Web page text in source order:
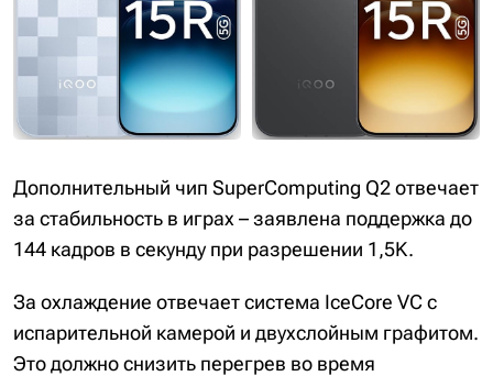
Дополнительный чип SuperComputing Q2 отвечает
за стабильность в играх – заявлена поддержка до
144 кадров в секунду при разрешении 1,5K.
За охлаждение отвечает система IceCore VC с
испарительной камерой и двухслойным графитом.
Это должно снизить перегрев во время